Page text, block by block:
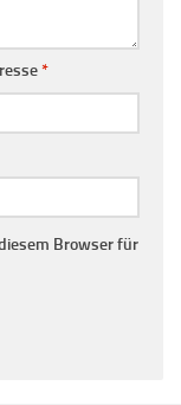
*
Browser für